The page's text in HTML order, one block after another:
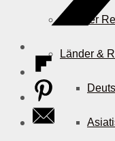
AirFryer
Länder &